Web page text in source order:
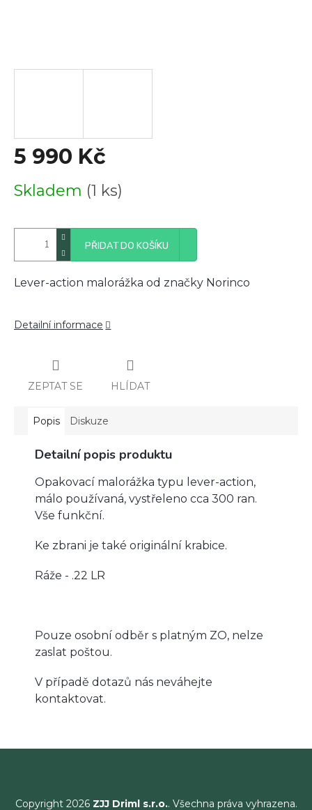
5 990 Kč
cena:
Skladem (1 ks)
PŘIDAT DO KOŠÍKU
Lever-action malorážka od značky Norinco
Detailní informace
ZEPTAT SE HLÍDAT
Popis Diskuze
Detailní popis produktu
Opakovací malorážka typu lever-action,
málo používaná, vystřeleno cca 300 ran.
Vše funkční.
Ke zbrani je také originální krabice.
Ráže - .22 LR
Pouze osobní odběr s platným ZO, nelze
zaslat poštou.
V případě dotazů nás neváhejte
kontaktovat.
Copyright 2026 ZJJ Driml s.r.o.. Všechna práva vyhrazena.